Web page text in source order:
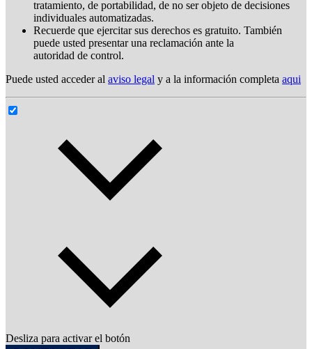
tratamiento, de portabilidad, de no ser objeto de decisiones
individuales automatizadas.
Recuerde que ejercitar sus derechos es gratuito. También
puede usted presentar una reclamación ante la
autoridad de control.
Puede usted acceder al aviso legal y a la información completa aqui
Desliza para activar el botón